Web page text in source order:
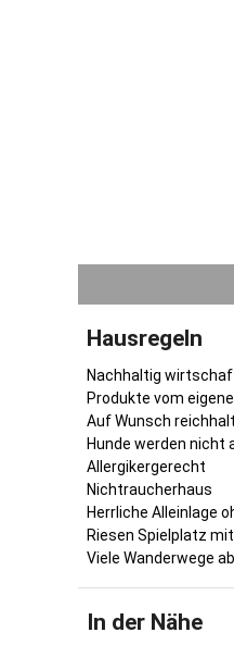
Hausregeln
Nachhaltig
Produkte vom
Auf Wunsch
Hunde werden nicht
Allergikergerecht
Nichtraucherhaus
Herrliche Alleinlage
Riesen Spielplatz
Viele Wanderwege
In der Nähe